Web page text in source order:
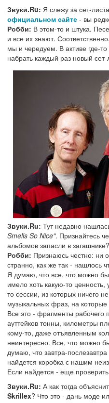
Звуки.Ru: Я слежу за сет-
официальном сайте - вы
Робби: В этом-то и штука.
и все их знают.
мы и чередуем. В активе где-
набрать каждый раз новый сет-
Звуки.Ru: Тут недавно
Smells So Nice". Признайтесь
альбомов запасли в загашнике?
Робби: Признаюсь честно: ни
странно, как же так - нашлось
Я думаю, что все, что можно
имело хоть какую-то
то сессии, из которых ничего
музыкальных фраз, на
Все это - фрагменты рабочего
ауттейков тонны, километры
кому-то, даже отъявленным
неинтересно. Все, что можно
думаю, что завтра-
найдется коробка с нашим
Если найдется - еще
Звуки.Ru: А как тогда
Skrillex? Что это - дань моде